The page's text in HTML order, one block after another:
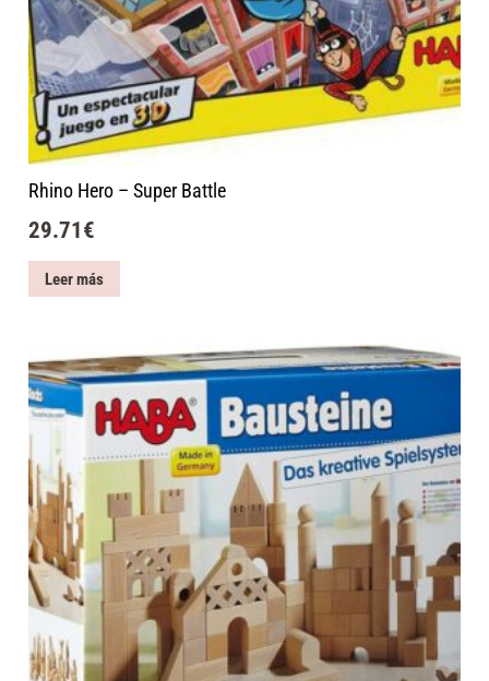
Rhino Hero – Super Battle
29.71€
Leer más